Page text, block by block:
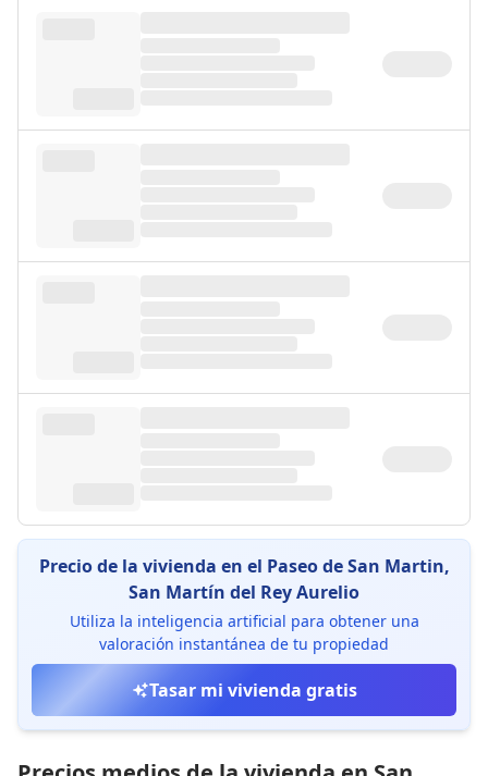
Precio de la vivienda en el Paseo de San Martin,
San Martín del Rey Aurelio
Utiliza la inteligencia artificial para obtener una
valoración instantánea de tu propiedad
Tasar mi vivienda gratis